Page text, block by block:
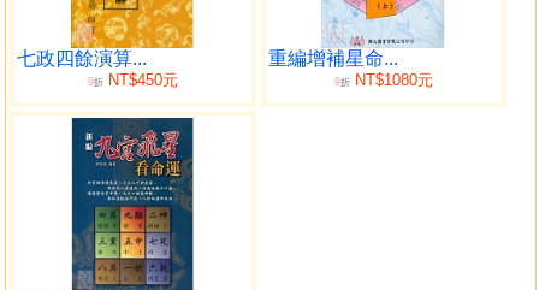
出童限行大限
定命
行限
七政四餘演算...
9折NT$450元
重編增補星命...
9折NT$1080元